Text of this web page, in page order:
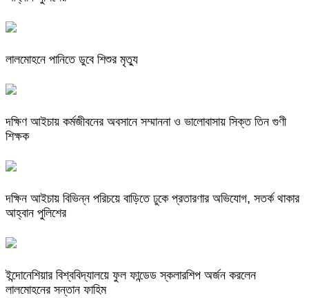
লালমোহনে পানিতে ডুবে শিশুর মৃত্যু
দক্ষিণ আইচায় কর্মজীবনের অবসানে সম্মাননা ও ভালোবাসায় সিক্ত তিন গুণী
শিক্ষক
দক্ষিন আইচায় ‎বিভিন্ন পরিচয়ে বাড়িতে ঢুকে প্রতারণার অভিযোগ, সতর্ক থাকার
আহ্বান পুলিশের
ইন্দোনেশিয়ার বিশ্ববিদ্যালয়ে ফুল ফান্ডেড স্কলারশিপ অর্জন করলেন
লালমোহনের সন্তান ফাহিম